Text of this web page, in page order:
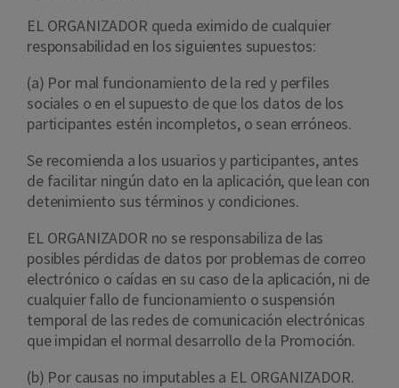
EL ORGANIZADOR queda eximido de cualquier
responsabilidad en los siguientes supuestos:
(a) Por mal funcionamiento de la red y perfiles
sociales o en el supuesto de que los datos de los
participantes estén incompletos, o sean erróneos.
Se recomienda a los usuarios y participantes, antes
de facilitar ningún dato en la aplicación, que lean con
detenimiento sus términos y condiciones.
EL ORGANIZADOR no se responsabiliza de las
posibles pérdidas de datos por problemas de correo
electrónico o caídas en su caso de la aplicación, ni de
cualquier fallo de funcionamiento o suspensión
temporal de las redes de comunicación electrónicas
que impidan el normal desarrollo de la Promoción.
(b) Por causas no imputables a EL ORGANIZADOR.